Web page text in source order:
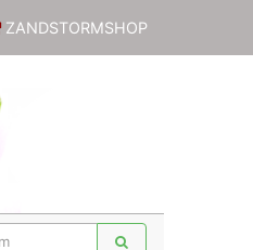
ZANDSTORMSHOP